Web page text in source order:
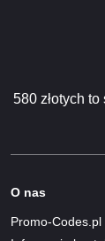
580 złotych
O nas
Promo-Codes.pl